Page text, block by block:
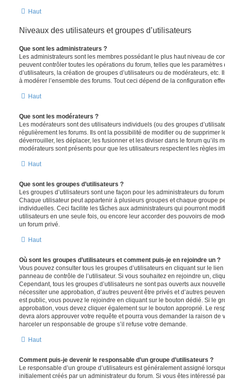
Haut
Niveaux des utilisateurs et groupes d’utilisateurs
Que sont les administrateurs ?
Les administrateurs sont les membres possédant le plus haut niveau de
peuvent contrôler toutes les opérations du forum, telles que les
d’utilisateurs, la création de groupes d’utilisateurs ou de modérateurs, etc.
à modérer l’ensemble des forums. Tout ceci dépend de la configuration
Haut
Que sont les modérateurs ?
Les modérateurs sont des utilisateurs individuels (ou des groupes
régulièrement les forums. Ils ont la possibilité de modifier ou de supprimer
déverrouiller, les déplacer, les fusionner et les diviser dans le forum qu’ils
modérateurs sont présents pour que les utilisateurs respectent les règles
Haut
Que sont les groupes d’utilisateurs ?
Les groupes d’utilisateurs sont une façon pour les administrateurs du
Chaque utilisateur peut appartenir à plusieurs groupes et chaque groupe
individuelles. Ceci facilite les tâches aux administrateurs qui pourront
utilisateurs en une seule fois, ou encore leur accorder des pouvoirs de
un forum privé.
Haut
Où sont les groupes d’utilisateurs et comment puis-je en rejoindre un ?
Vous pouvez consulter tous les groupes d’utilisateurs en cliquant sur le
panneau de contrôle de l’utilisateur. Si vous souhaitez en rejoindre un,
Cependant, tous les groupes d’utilisateurs ne sont pas ouverts aux
nécessiter une approbation, d’autres peuvent être privés et d’autres
est public, vous pouvez le rejoindre en cliquant sur le bouton dédié. Si le
approbation, vous devez cliquer également sur le bouton approprié. Le
devra alors approuver votre requête et pourra vous demander la raison de
harceler un responsable de groupe s’il refuse votre demande.
Haut
Comment puis-je devenir le responsable d’un groupe d’utilisateurs ?
Le responsable d’un groupe d’utilisateurs est généralement assigné
initialement créés par un administrateur du forum. Si vous êtes intéressé